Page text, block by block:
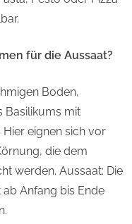
für die Aussaat?
Boden,
Basilikums mit
eignen sich vor
die dem
werden. Aussaat: Die
Anfang bis Ende